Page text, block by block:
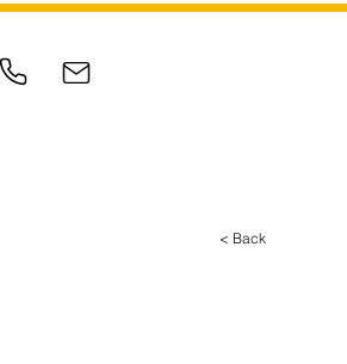
< Back